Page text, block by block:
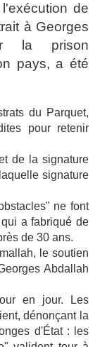
de
à Georges
la prison
pays, a été
du Parquet,
pour retenir
de la signature
signature
ne font
a fabriqué de
de 30 ans.
le soutien
Abdallah
en jour. Les
dénonçant la
d'État : les